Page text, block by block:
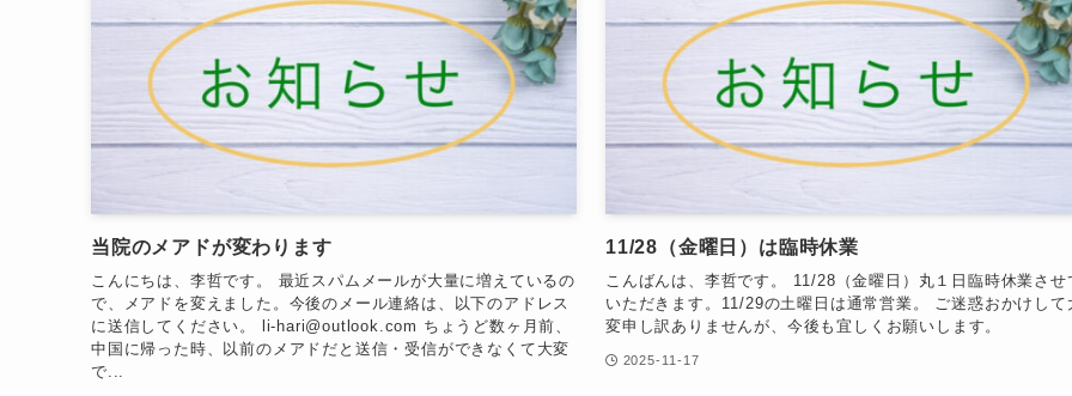
当院のメアドが変わります
こんにちは、李哲です。 最近スパムメールが大量に増えているの
で、メアドを変えました。今後のメール連絡は、以下のアドレス
に送信してください。 li-hari@outlook.com ちょうど数ヶ月前、
中国に帰った時、以前のメアドだと送信・受信ができなくて大変
で...
11/28（金曜日）は臨時休業
こんばんは、李哲です。 11/28（金曜日）丸１日臨時休業させ
いただきます。11/29の土曜日は通常営業。 ご迷惑おかけして
変申し訳ありませんが、今後も宜しくお願いします。
2025-11-17